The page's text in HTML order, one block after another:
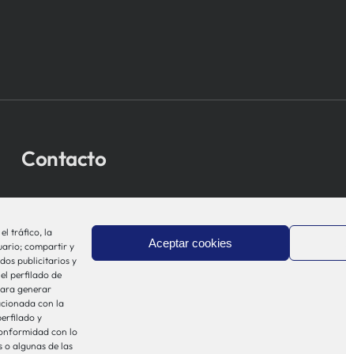
el tráfico, la
compartir y
publicitarios y
perfilado de
generar
con la
y
con lo
o algunas de las
Aceptar cookies
Contacto
944 00 77 90